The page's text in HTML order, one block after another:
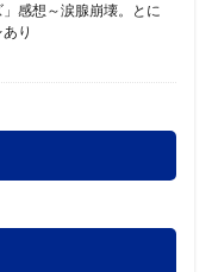
感想～涙腺崩壊。とに
り